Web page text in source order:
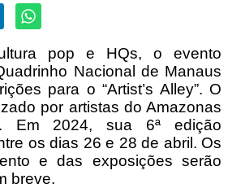
pop e HQs, o evento
Nacional de Manaus
para o “Artist’s Alley”. O
por artistas do Amazonas
Em 2024, sua 6ª edição
os dias 26 e 28 de abril. Os
e das exposições serão
breve.